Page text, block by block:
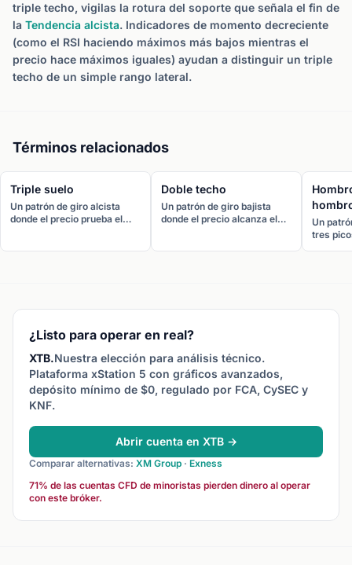
triple techo, vigilas la rotura del soporte que señala el fin de
la Tendencia alcista. Indicadores de momento decreciente
(como el RSI haciendo máximos más bajos mientras el
precio hace máximos iguales) ayudan a distinguir un triple
techo de un simple rango lateral.
Términos relacionados
Triple suelo
Un patrón de giro alcista
donde el precio prueba el
Doble techo
Un patrón de giro bajista
donde el precio alcanza el
Un
tres
¿Listo para operar en real?
XTB.Nuestra elección para análisis técnico.
Plataforma xStation 5 con gráficos avanzados,
depósito mínimo de $0, regulado por FCA, CySEC y
KNF.
Abrir cuenta en XTB →
Comparar alternativas: XM Group · Exness
71% de las cuentas CFD de minoristas pierden dinero al operar
con este bróker.